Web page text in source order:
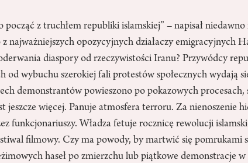
począć z truchłem republiki islamskiej” – napisał
najważniejszych opozycyjnych działaczy emigracyjnych
diaspory od rzeczywistości Iranu? Przywódcy
od wybuchu szerokiej fali protestów społecznych wydają
demonstrantów powieszono po pokazowych
jeszcze więcej. Panuje atmosfera terroru. Za nienoszenie
funkcjonariuszy. Władza fetuje rocznicę rewolucji
filmowy. Czy ma powody, by martwić się pomrukami
haseł po zmierzchu lub piątkowe demonstracje